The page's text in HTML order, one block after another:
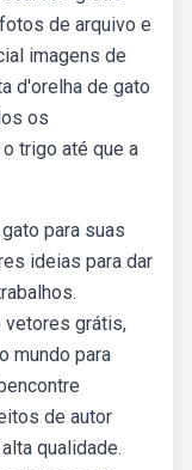
de arquivo e
imagens de
d'orelha de gato
os
trigo até que a
para suas
ideias para dar
vetores grátis,
mundo para
de autor
qualidade.